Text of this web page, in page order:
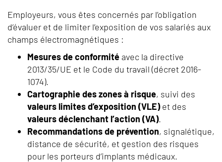
Employeurs, vous êtes concernés par l’obligation
d’évaluer et de limiter l’exposition de vos salariés aux
champs électromagnétiques :
Mesures de conformité avec la directive
2013/35/UE et le Code du travail (décret 2016-
1074).
Cartographie des zones à risque, suivi des
valeurs limites d’exposition (VLE)et des
valeurs déclenchant l’action (VA).
Recommandations de prévention, signalétique,
distance de sécurité, et gestion des risques
pour les porteurs d’implants médicaux.